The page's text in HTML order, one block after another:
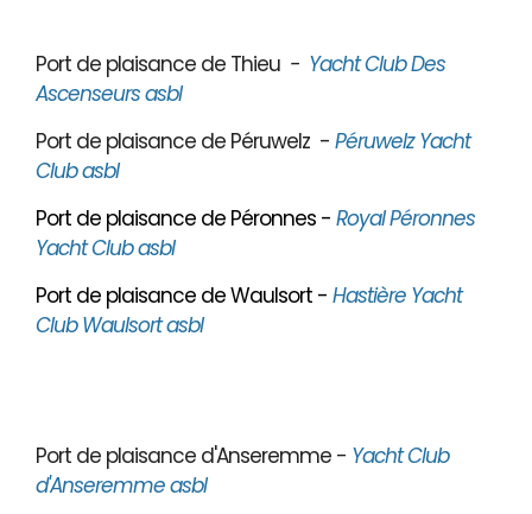
Port de plaisance de Thieu - Yacht Club Des
Ascenseurs asbl
Port de plaisance de Péruwelz - Péruwelz Yacht
Club asbl
Port de plaisance de Péronnes - Royal Péronnes
Yacht Club asbl
Port de plaisance de Waulsort - Hastière Yacht
Club Waulsort asbl
Port de plaisance d'Anseremme - Yacht Club
d'Anseremme asbl